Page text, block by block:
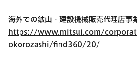
海外での鉱山・建設機械販売代理店事
https://www.mitsui.com/
okorozashi/find360/20/